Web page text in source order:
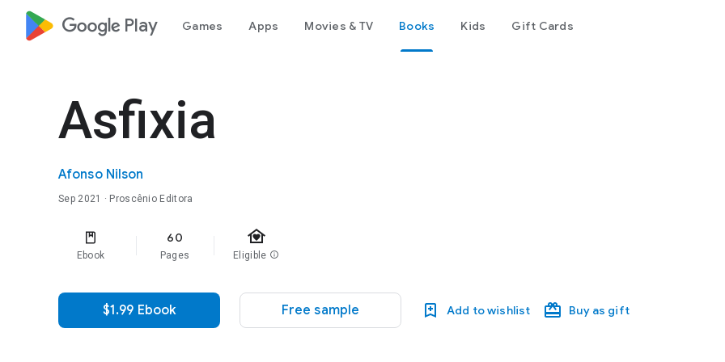
google_logo Play Games Apps Movies & TV Books Kids Gift Cards
Asfixia
Afonso Nilson
Sep 2021 · Proscênio Editora
Ebook
60
Pages
family_home
Eligible info
$1.99 Ebook Free sample Add to wishlist Buy as gift